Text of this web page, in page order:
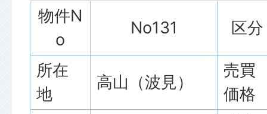
物件N
o
No131 区分
所在
地
高山（波見）
売買
価格